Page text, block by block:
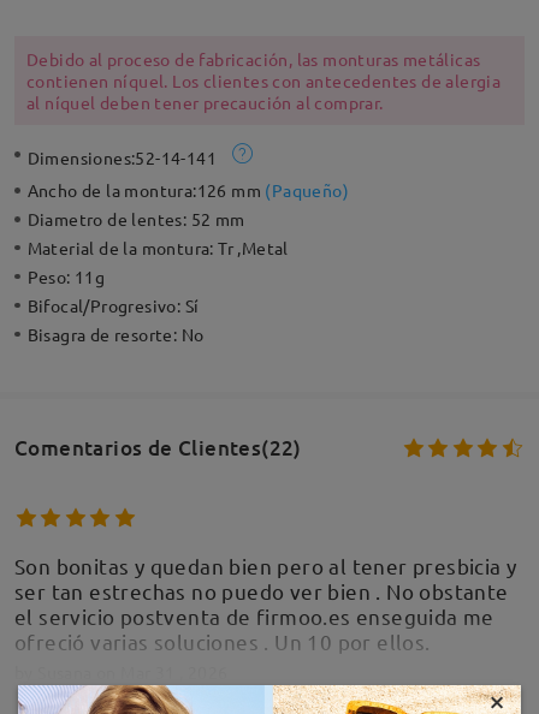
Debido al proceso de fabricación, las monturas metálicas
contienen níquel. Los clientes con antecedentes de alergia
al níquel deben tener precaución al comprar.
Dimensiones:52-14-141
Ancho de la montura:126 mm (Paqueño)
Diametro de lentes: 52 mm
Material de la montura:Tr ,Metal
Peso: 11g
Bifocal/Progresivo: Sí
Bisagra de resorte: No
Comentarios de Clientes(22)
Son bonitas y quedan bien pero al tener presbicia y
ser tan estrechas no puedo ver bien . No obstante
el servicio postventa de firmoo.es enseguida me
ofreció varias soluciones . Un 10 por ellos.
×